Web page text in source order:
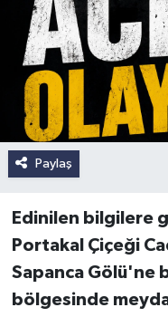
Paylaş
Edinilen bilgilere
Portakal Çiçeği
Sapanca Gölü'ne
bölgesinde